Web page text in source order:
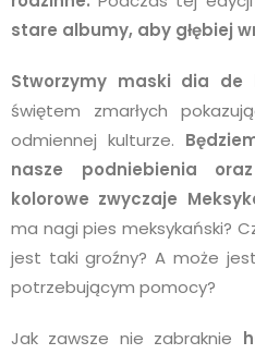
stare albumy, aby głębiej
Stworzymy maski dia de
świętem zmarłych
odmiennej kulturze.
nasze podniebienia
kolorowe zwyczaje
ma nagi pies meksykański?
jest taki groźny? A może
potrzebującym pomocy?
Jak zawsze nie zabraknie